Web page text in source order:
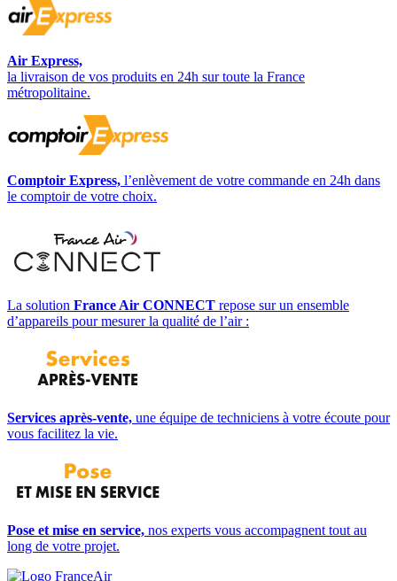
Air Express,
la livraison de vos produits en 24h sur toute la France
métropolitaine.
Comptoir Express, l’enlèvement de votre commande en 24h dans
le comptoir de votre choix.
La solution France Air CONNECT repose sur un ensemble
d’appareils pour mesurer la qualité de l’air :
Services après-vente, une équipe de techniciens à votre écoute pour
vous facilitez la vie.
Pose et mise en service, nos experts vous accompagnent tout au
long de votre projet.